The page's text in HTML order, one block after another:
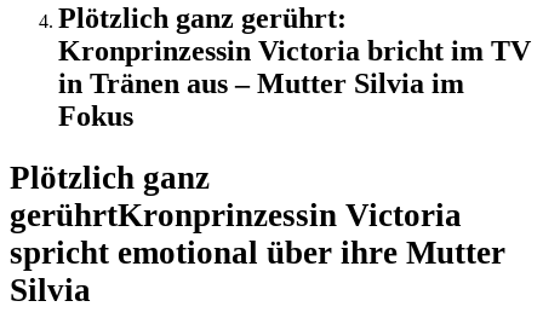
Plötzlich ganz gerührt:
Kronprinzessin Victoria bricht im TV
in Tränen aus – Mutter Silvia im
Fokus
Plötzlich ganz
gerührtKronprinzessin Victoria
spricht emotional über ihre Mutter
Silvia